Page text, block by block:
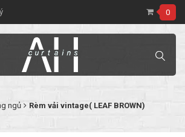
0
ngủ Rèm vải vintage( LEAF BROWN)